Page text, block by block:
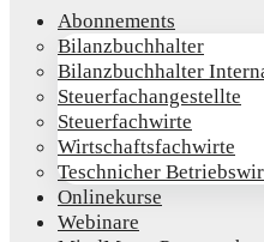
Abon­ne­ments
Bilanz­buch­hal­ter
Bilanz­buch­hal­ter
Steu­er­fach­an­ge­stell­te
Steu­er­fach­wir­te
Wirt­schafts­fach­wir­te
Teschni­cher
Online­kur­se
Web­i­na­re